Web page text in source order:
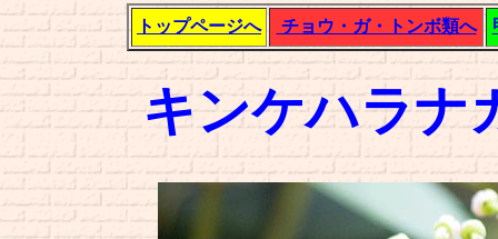
トップページへ チョウ・ガ・トンボ類へ
キンケハラナ